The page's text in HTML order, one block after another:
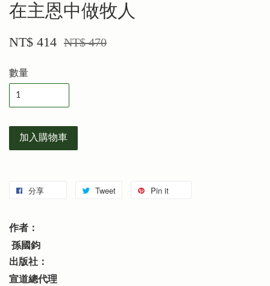
在主恩中做牧人
NT$ 414 NT$ 470
數量
加入購物車
分享 Tweet Pin it
作者：
孫國鈞
出版社：
宣道總代理